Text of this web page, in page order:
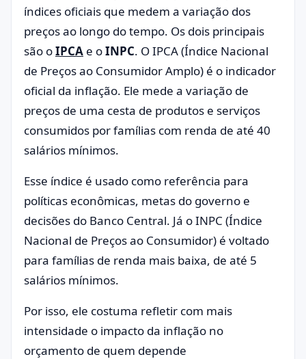
índices oficiais que medem a variação dos
preços ao longo do tempo. Os dois principais
são oIPCA e oINPC. O IPCA (Índice Nacional
de Preços ao Consumidor Amplo) é o indicador
oficial da inflação. Ele mede a variação de
preços de uma cesta de produtos e serviços
consumidos por famílias com renda de até 40
salários mínimos.
Esse índice é usado como referência para
políticas econômicas, metas do governo e
decisões do Banco Central. Já o INPC (Índice
Nacional de Preços ao Consumidor) é voltado
para famílias de renda mais baixa, de até 5
salários mínimos.
Por isso, ele costuma refletir com mais
intensidade o impacto da inflação no
orçamento de quem depende